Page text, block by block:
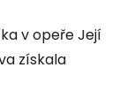
v opeře Její
získala